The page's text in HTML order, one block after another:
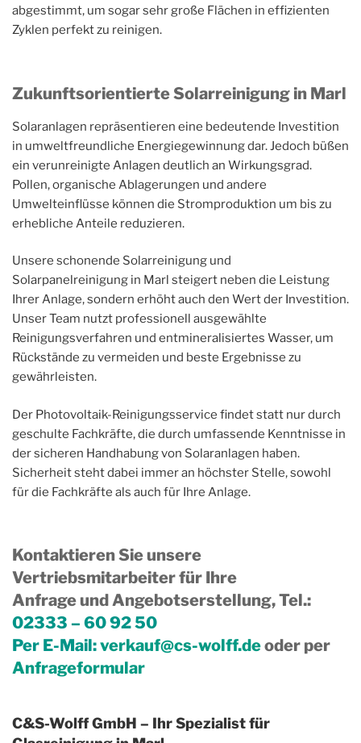
abgestimmt, um sogar sehr große Flächen in effizienten
Zyklen perfekt zu reinigen.
Zukunftsorientierte Solarreinigung in Marl
Solaranlagen repräsentieren eine bedeutende Investition
in umweltfreundliche Energiegewinnung dar. Jedoch büßen
ein verunreinigte Anlagen deutlich an Wirkungsgrad.
Pollen, organische Ablagerungen und andere
Umwelteinflüsse können die Stromproduktion um bis zu
erhebliche Anteile reduzieren.
Unsere schonende Solarreinigung und
Solarpanelreinigung in Marl steigert neben die Leistung
Ihrer Anlage, sondern erhöht auch den Wert der Investition.
Unser Team nutzt professionell ausgewählte
Reinigungsverfahren und entmineralisiertes Wasser, um
Rückstände zu vermeiden und beste Ergebnisse zu
gewährleisten.
Der Photovoltaik-Reinigungsservice findet statt nur durch
geschulte Fachkräfte, die durch umfassende Kenntnisse in
der sicheren Handhabung von Solaranlagen haben.
Sicherheit steht dabei immer an höchster Stelle, sowohl
für die Fachkräfte als auch für Ihre Anlage.
Kontaktieren Sie unsere
Vertriebsmitarbeiter für Ihre
Anfrage und Angebotserstellung, Tel.:
02333 – 60 92 50
Per E-Mail:verkauf@cs-wolff.deoder per
Anfrageformular
C&S-Wolff GmbH – Ihr Spezialist für